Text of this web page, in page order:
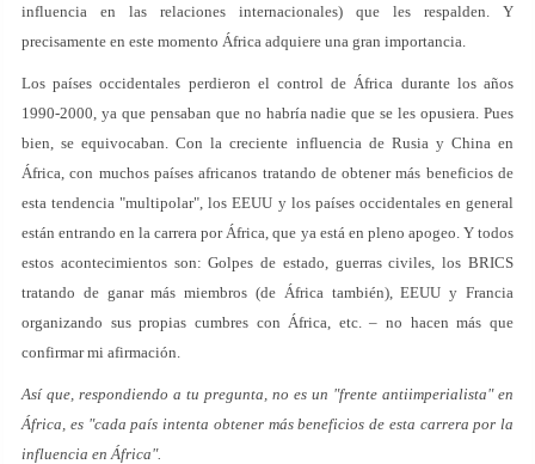
influencia en las relaciones internacionales) que les respalden. Y
precisamente en este momento África adquiere una gran importancia.
Los países occidentales perdieron el control de África durante los años
1990-2000, ya que pensaban que no habría nadie que se les opusiera. Pues
bien, se equivocaban. Con la creciente influencia de Rusia y China en
África, con muchos países africanos tratando de obtener más beneficios de
esta tendencia "multipolar", los EEUU y los países occidentales en general
están entrando en la carrera por África, que ya está en pleno apogeo. Y todos
estos acontecimientos son: Golpes de estado, guerras civiles, los BRICS
tratando de ganar más miembros (de África también), EEUU y Francia
organizando sus propias cumbres con África, etc. – no hacen más que
confirmar mi afirmación.
Así que, respondiendo a tu pregunta, no es un "frente antiimperialista" en
África, es "cada país intenta obtener más beneficios de esta carrera por la
influencia en África".